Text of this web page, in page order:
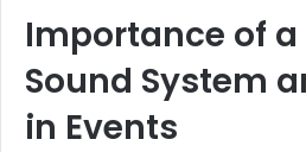
Importance of a
Sound System
in Events